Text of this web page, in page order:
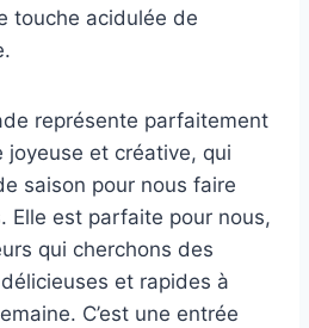
touche acidulée de
représente parfaitement
joyeuse et créative, qui
saison pour nous faire
Elle est parfaite pour nous,
qui cherchons des
et rapides à
C’est une entrée